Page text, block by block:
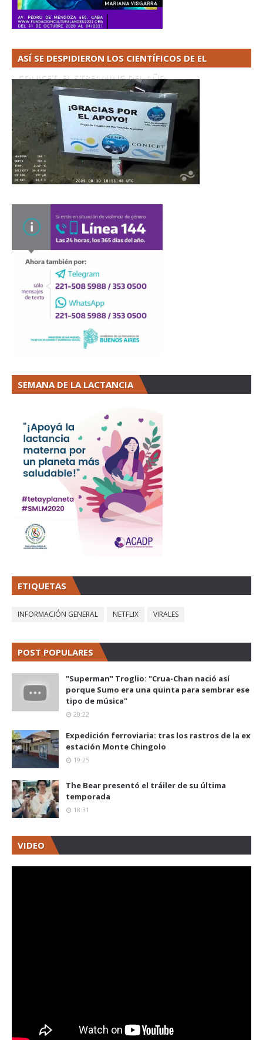
ASÍ SE DESPIDIERON LOS CIENTÍFICOS DE EL
CONICET. EL STREAMING DEL AÑO
SEMANA DE LA LACTANCIA
ETIQUETAS
INFORMACIÓN GENERAL NETFLIX VIRALES
POST POPULARES
"Superman" Troglio: "Crua-Chan nació así
porque Sumo era una quinta para sembrar ese
tipo de música"
20:22
Expedición ferroviaria: tras los rastros de la ex
estación Monte Chingolo
19:25
The Bear presentó el tráiler de su última
temporada
18:31
VIDEO